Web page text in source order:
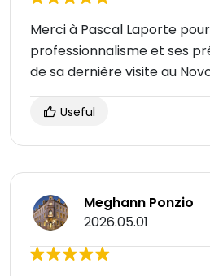
Merci à Pascal Laporte
professionnalisme et ses
de sa dernière visite au
Useful
Meghann Ponzio
2026.05.01